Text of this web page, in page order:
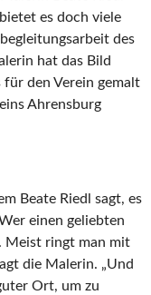
es doch viele
des
hat das Bild
für den Verein gemalt
Ahrensburg
Beate Riedl sagt, es
einen geliebten
Meist ringt man mit
die Malerin. „Und
Ort, um zu